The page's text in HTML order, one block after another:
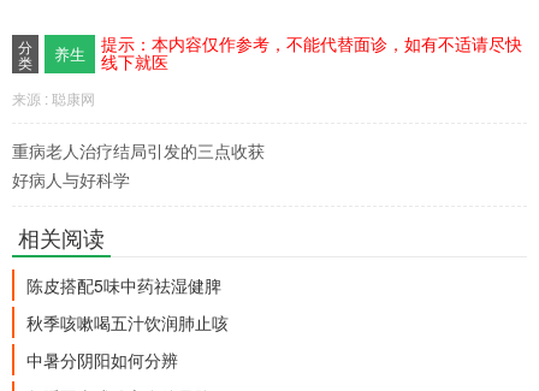
分
类 养生 提示：本内容仅作参考，不能代替面诊，如有不适请尽快
线下就医
来源 : 聪康网
重病老人治疗结局引发的三点收获
好病人与好科学
相关阅读
陈皮搭配5味中药祛湿健脾
秋季咳嗽喝五汁饮润肺止咳
中暑分阴阳如何分辨